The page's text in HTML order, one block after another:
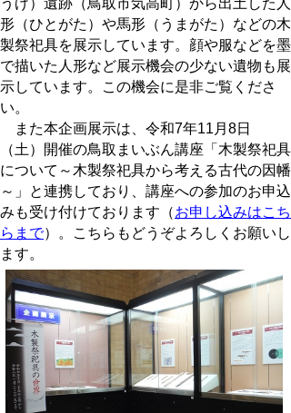
うげ）遺跡（鳥取市気高町）から出土した人
形（ひとがた）や馬形（うまがた）などの木
製祭祀具を展示しています。顔や服などを墨
で描いた人形など展示機会の少ない遺物も展
示しています。この機会に是非ご覧くださ
い。
また本企画展示は、令和7年11月8日
（土）開催の鳥取まいぶん講座「木製祭祀具
について～木製祭祀具から考える古代の因幡
～」と連携しており、講座への参加のお申込
みも受け付けております（お申し込みはこち
らまで）。こちらもどうぞよろしくお願いし
ます。